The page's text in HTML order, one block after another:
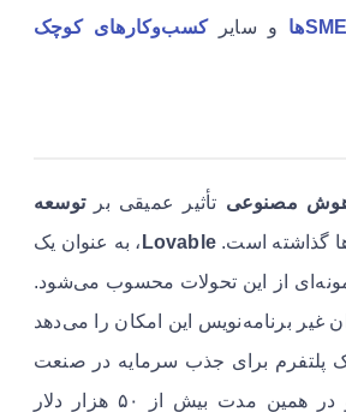
SMEها و سایرکسب‌وکارهای کوچک
هوش مصنوعی تأثیر عمیقی برتوسعه
گذاشته است. Lovable ، به عنوان یک
از این تحولات محسوب می‌شود.
غیر برنامه‌نویس این امکان را می‌دهد
در ۱۰ روز یک پلتفرم برای جذب سرمایه در صنعت
فیلم توسعه دهند و در همین مدت بیش از ۵۰ هزار دلار